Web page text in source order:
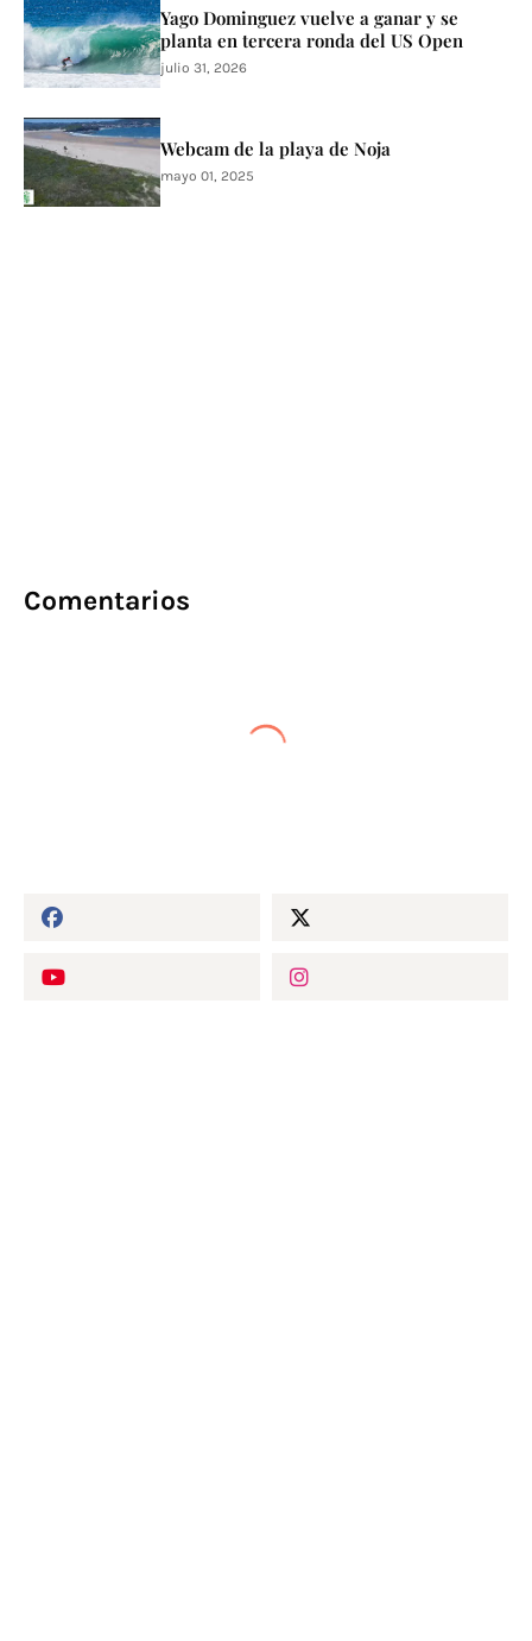
Yago Dominguez vuelve a ganar y se
planta en tercera ronda del US Open
julio 31, 2026
Webcam de la playa de Noja
mayo 01, 2025
Comentarios